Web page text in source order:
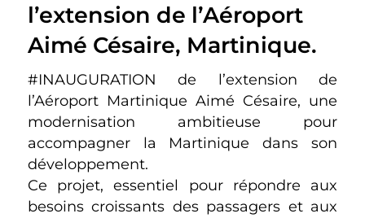
l’extension de l’Aéroport
Aimé Césaire, Martinique.
#INAUGURATION de l’extension de
l’Aéroport Martinique Aimé Césaire, une
modernisation ambitieuse pour
accompagner la Martinique dans son
développement.
Ce projet, essentiel pour répondre aux
besoins croissants des passagers et aux